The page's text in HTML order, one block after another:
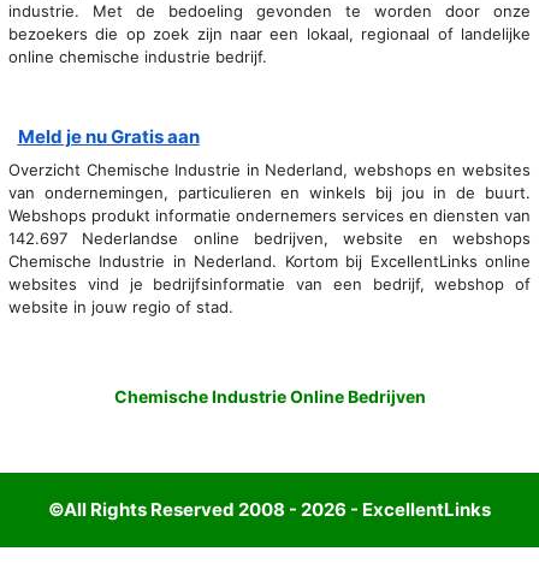
industrie. Met de bedoeling gevonden te worden door onze
bezoekers die op zoek zijn naar een lokaal, regionaal of landelijke
online chemische industrie bedrijf.
Meld je nu Gratis aan
Overzicht Chemische Industrie in Nederland, webshops en websites
van ondernemingen, particulieren en winkels bij jou in de buurt.
Webshops produkt informatie ondernemers services en diensten van
142.697 Nederlandse online bedrijven, website en webshops
Chemische Industrie in Nederland. Kortom bij ExcellentLinks online
websites vind je bedrijfsinformatie van een bedrijf, webshop of
website in jouw regio of stad.
Chemische Industrie Online Bedrijven
©All Rights Reserved 2008 - 2026 - ExcellentLinks